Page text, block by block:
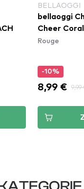
BELLAOGGI
bellaoggi
Cheer Coral
Rouge
-10%
8,99 € 9,99